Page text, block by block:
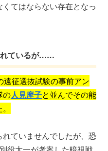
てはならない存在となっ
れているが……
征選抜試験の事前アン
の人見摩子と並んでその能
ていませんでしたが、恐